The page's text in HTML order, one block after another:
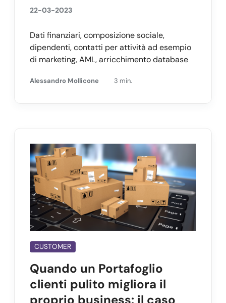
22-03-2023
Dati finanziari, composizione sociale,
dipendenti, contatti per attività ad esempio
di marketing, AML, arricchimento database
Alessandro Mollicone 3 min.
CUSTOMER
Quando un Portafoglio
clienti pulito migliora il
proprio business: il caso